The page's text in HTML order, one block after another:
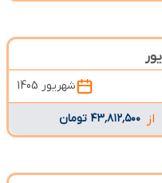
شهریور 1405
از ۴۳٬۸۱۲٬۵۰۰ تومان